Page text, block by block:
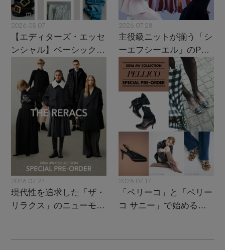
2026.08.07
【エディターズ・エッセ
ンシャル】ベーシックと
トレンドが交差する16の
2026.07.28
主役級ニットが揃う「シ
ーエフシーエル」のPOP
UPがスタート
2026.07.24
現代性を追求した「ザ・
リラクス」のニューモダ
2026.07.17
「ペリーコ」と「ペリー
コ サニー」で始める秋